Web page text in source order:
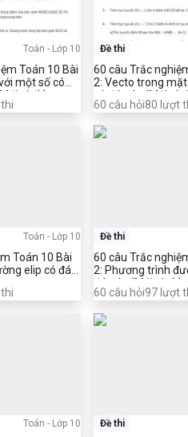
Toán - Lớp 10
Toán 10 Bài
một số có
nhất)
Đề thi
60 câu Trắc
2: Vecto trong
có đáp án (Mới
60 câu hỏi80 lượt
Toán - Lớp 10
elip có đáp
Đề thi
60 câu Trắc
2: Phương trình
đáp án (Mới nhất)
60 câu hỏi97lượt
Toán - Lớp 10 Đề thi